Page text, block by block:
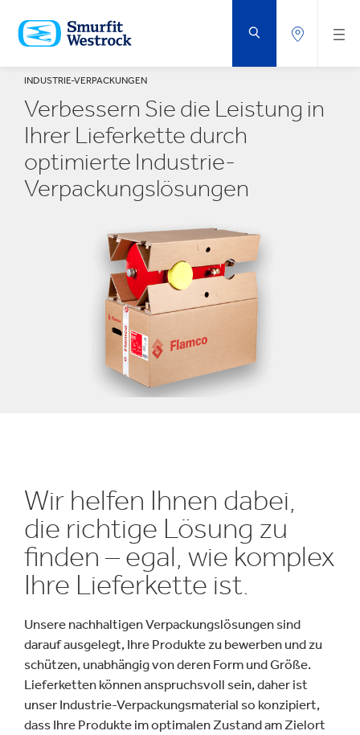
HAUPTINHALT
SPRINGEN
INDUSTRIE-VERPACKUNGEN
Verbessern Sie die Leistung in
Ihrer Lieferkette durch
optimierte Industrie-
Verpackungslösungen
Wir helfen Ihnen dabei,
die richtige Lösung zu
finden – egal, wie komplex
Ihre Lieferkette ist.
Unsere nachhaltigen Verpackungslösungen sind
darauf ausgelegt, Ihre Produkte zu bewerben und zu
schützen, unabhängig von deren Form und Größe.
Lieferketten können anspruchsvoll sein, daher ist
unser Industrie-Verpackungsmaterial so konzipiert,
dass Ihre Produkte im optimalen Zustand am Zielort